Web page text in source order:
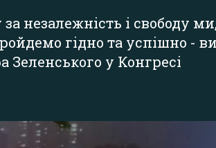
незалежність і свободу
гідно та успішно -
Зеленського у Конгресі